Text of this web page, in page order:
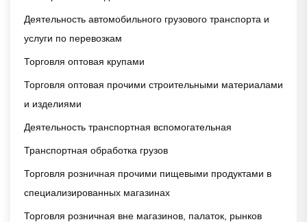
Деятельность автомобильного грузового транспорта и
услуги по перевозкам
Торговля оптовая крупами
Торговля оптовая прочими строительными материалами
и изделиями
Деятельность транспортная вспомогательная
Транспортная обработка грузов
Торговля розничная прочими пищевыми продуктами в
специализированных магазинах
Торговля розничная вне магазинов, палаток, рынков